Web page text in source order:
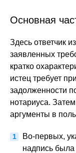
Основная
Здесь ответчик
заявленных
кратко
истец требует
задолженности
нотариуса.
аргументы в
Во-первых,
надпись